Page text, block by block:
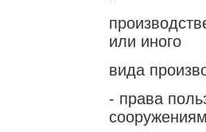
или иного
вида
- права